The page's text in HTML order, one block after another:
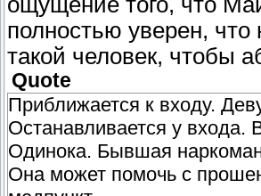
полностью уверен,
такой человек, чтобы
Quote
Приближается к входу.
Останавливается у входа.
Одинока. Бывшая
Она может помочь с